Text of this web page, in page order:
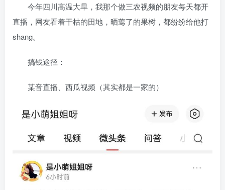
今年四川高温大旱，我那个做三农视频的朋友每天都开
直播，网友看着干枯的田地，晒蔫了的果树，都纷纷给他打
shang。
搞钱途径：
某音直播、西瓜视频（其实都是一家的）